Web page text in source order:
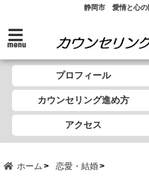
静岡市 愛情と心
menu
プロフィール
カウンセリング進め方
アクセス
ホーム 恋愛・結婚